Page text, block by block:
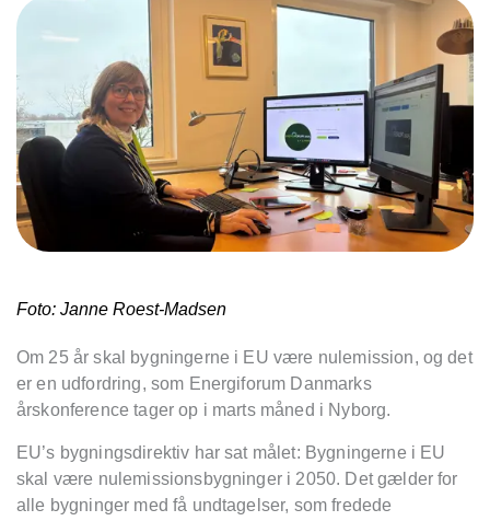
Foto: Janne Roest-Madsen
Om 25 år skal bygningerne i EU være nulemission, og det
er en udfordring, som Energiforum Danmarks
årskonference tager op i marts måned i Nyborg.
EU’s bygningsdirektiv har sat målet: Bygningerne i EU
skal være nulemissionsbygninger i 2050. Det gælder for
alle bygninger med få undtagelser, som fredede